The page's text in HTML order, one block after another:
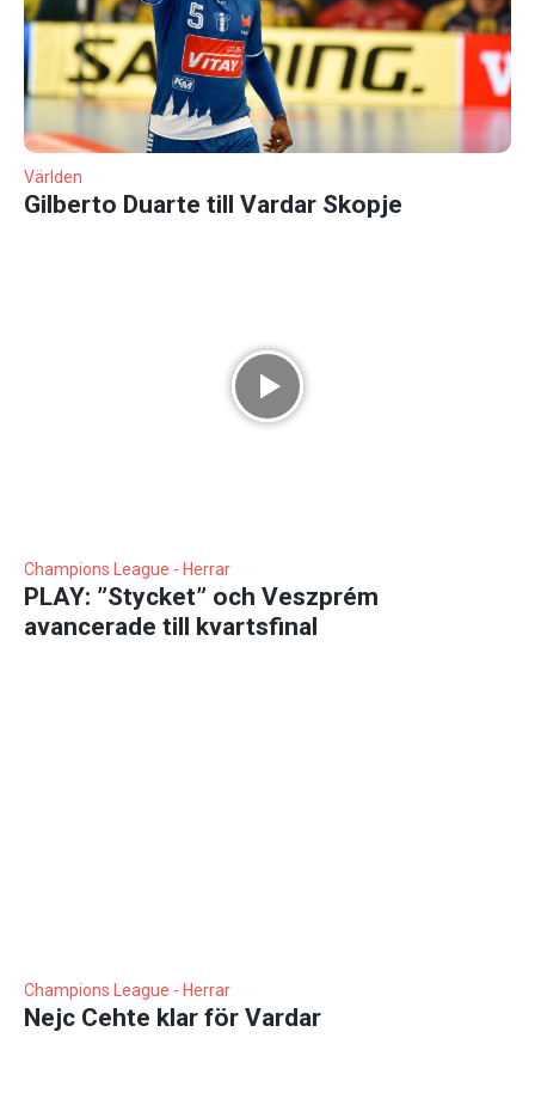
Världen
Gilberto Duarte till Vardar Skopje
Champions League - Herrar
PLAY: ”Stycket” och Veszprém
avancerade till kvartsfinal
Champions League - Herrar
Nejc Cehte klar för Vardar